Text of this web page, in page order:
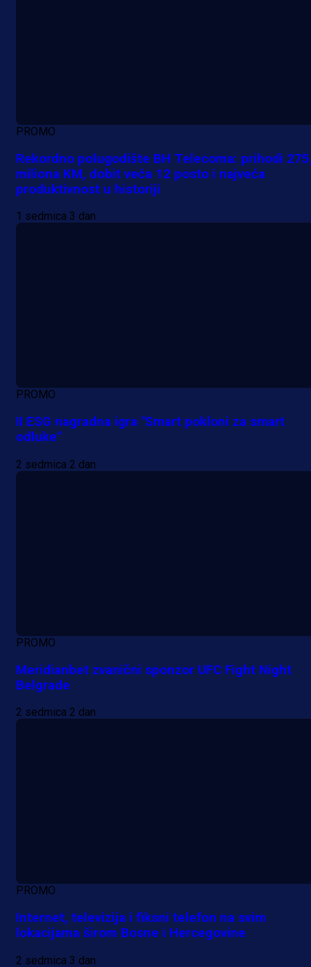
PROMO
Rekordno polugodište BH Telecoma: prihodi
miliona KM, dobit veća 12 posto i najveća
produktivnost u historiji
1 sedmica 3 dan
PROMO
II ESG nagradna igra "Smart pokloni za smart
odluke"
2 sedmica 2 dan
PROMO
Meridianbet zvanični sponzor UFC Fight Night
Belgrade
2 sedmica 2 dan
PROMO
Internet, televizija i fiksni telefon na svim
lokacijama širom Bosne i Hercegovine
2 sedmica 3 dan